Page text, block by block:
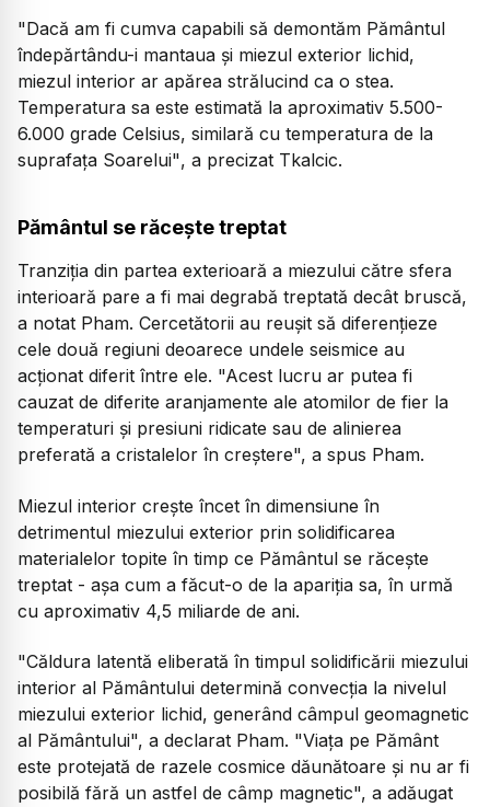
"Dacă am fi cumva capabili să demontăm Pământul
îndepărtându-i mantaua şi miezul exterior lichid,
miezul interior ar apărea strălucind ca o stea.
Temperatura sa este estimată la aproximativ 5.500-
6.000 grade Celsius, similară cu temperatura de la
suprafaţa Soarelui", a precizat Tkalcic.
Pământul se răceşte treptat
Tranziţia din partea exterioară a miezului către sfera
interioară pare a fi mai degrabă treptată decât bruscă,
a notat Pham. Cercetătorii au reuşit să diferenţieze
cele două regiuni deoarece undele seismice au
acţionat diferit între ele. "Acest lucru ar putea fi
cauzat de diferite aranjamente ale atomilor de fier la
temperaturi şi presiuni ridicate sau de alinierea
preferată a cristalelor în creştere", a spus Pham.
Miezul interior creşte încet în dimensiune în
detrimentul miezului exterior prin solidificarea
materialelor topite în timp ce Pământul se răceşte
treptat - aşa cum a făcut-o de la apariţia sa, în urmă
cu aproximativ 4,5 miliarde de ani.
"Căldura latentă eliberată în timpul solidificării miezului
interior al Pământului determină convecţia la nivelul
miezului exterior lichid, generând câmpul geomagnetic
al Pământului", a declarat Pham. "Viaţa pe Pământ
este protejată de razele cosmice dăunătoare şi nu ar fi
posibilă fără un astfel de câmp magnetic", a adăugat